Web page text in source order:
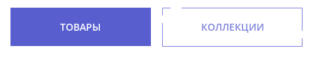
ТОВАРЫ КОЛЛЕКЦИИ